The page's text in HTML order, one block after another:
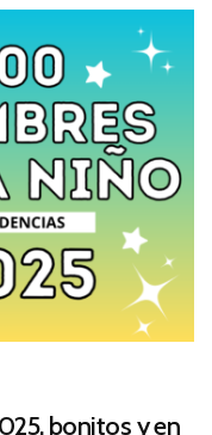
bonitos y en